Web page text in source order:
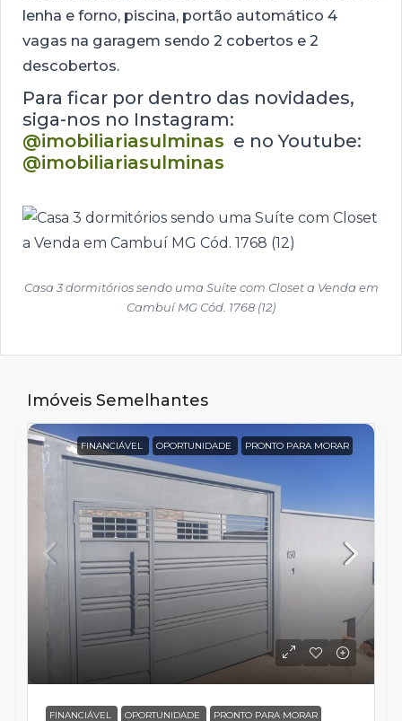
lenha e forno, piscina, portão automático 4
vagas na garagem sendo 2 cobertos e 2
descobertos.
Para ficar por dentro das novidades,
siga-nos no Instagram:
@imobiliariasulminas e no Youtube:
@imobiliariasulminas
Casa 3 dormitórios sendo uma Suíte com Closet a Venda em
Cambuí MG Cód. 1768 (12)
Imóveis Semelhantes
FINANCIÁVEL OPORTUNIDADE PRONTO PARA MORAR
FINANCIÁVEL OPORTUNIDADE PRONTO PARA MORAR